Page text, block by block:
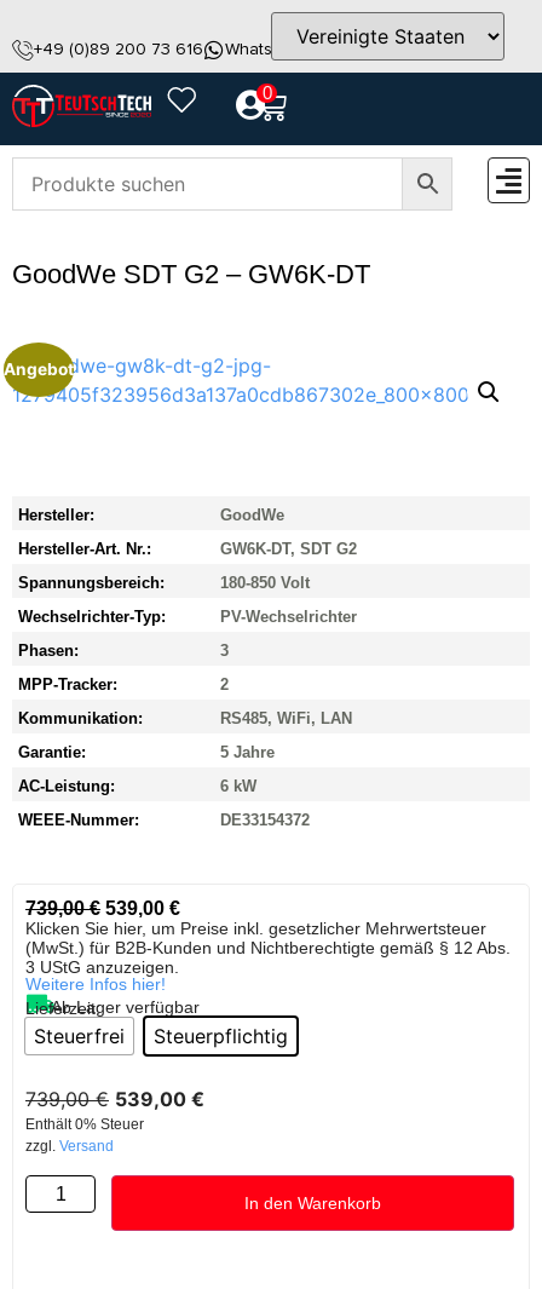
+49 (0)89 200 73 616 WhatsApp info@teutschtech.com
0
GoodWe SDT G2 – GW6K-DT
Angebot
Hersteller:
GoodWe
Hersteller-Art. Nr.:
GW6K-DT, SDT G2
Spannungsbereich:
180-850 Volt
Wechselrichter-Typ:
PV-Wechselrichter
Phasen:
3
MPP-Tracker:
2
Kommunikation:
RS485, WiFi, LAN
Garantie:
5 Jahre
AC-Leistung:
6 kW
WEEE-Nummer:
DE33154372
739,00€ 539,00 €
Klicken Sie hier, um Preise inkl. gesetzlicher Mehrwertsteuer
(MwSt.) für B2B-Kunden und Nichtberechtigte gemäß § 12 Abs.
3 UStG anzuzeigen.
Weitere Infos hier!
Ab Lager verfügbar
Lieferzeit:
Steuerfrei Steuerpflichtig
739,00€ 539,00 €
Enthält 0% Steuer
zzgl. Versand
In den Warenkorb